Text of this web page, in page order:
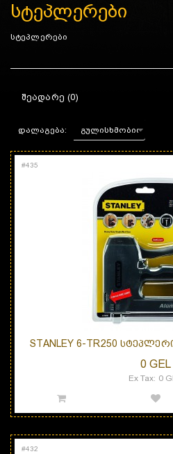
სტეპლერები
სტეპლერები
ᲨᲔᲐᲓᲐᲠᲔ (0)
დალაგება:
#435
STANLEY 6-TR250
0 GEL
Ex Tax: 0
#432